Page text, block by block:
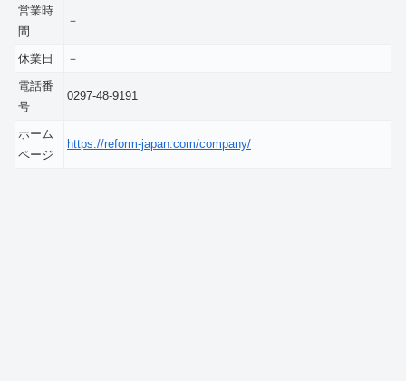
営業時
間
－
休業日
－
電話番
号
0297-48-9191
ホーム
ページ
https://reform-japan.com/company/